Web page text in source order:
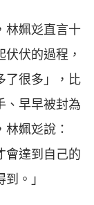
林姵彣直言十
伏的過程，
了很多」，比
、早早被封為
姵彣說：
會達到自己的
。」